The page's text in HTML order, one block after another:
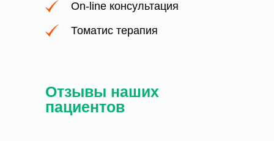
On-line консультация
Томатис терапия
Отзывы наших
пациентов